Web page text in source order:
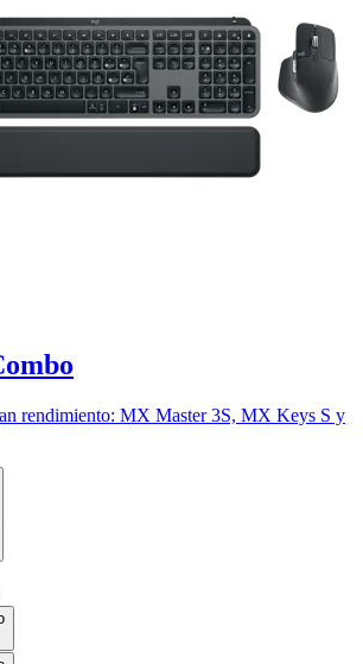
rendimiento: MX Master 3S, MX Keys S y